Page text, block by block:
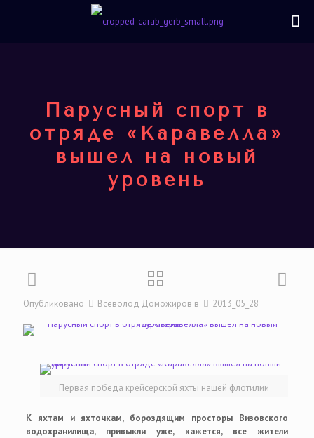
Парусный спорт в
отряде «Каравелла»
вышел на новый
уровень
Опубликовано Всеволод Доможиров в 2013_05_28
Первая победа крейсерской яхты нашей флотилии
К яхтам и яхточкам, бороздящим просторы Визовского
водохранилища, привыкли уже, кажется, все жители